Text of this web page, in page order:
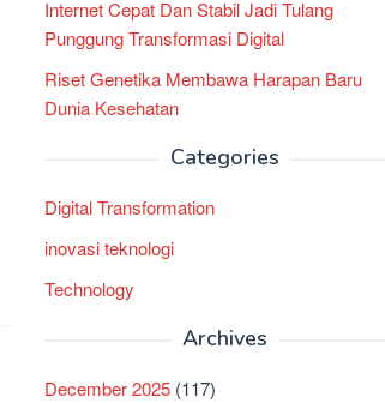
Internet Cepat Dan Stabil Jadi Tulang
Punggung Transformasi Digital
Riset Genetika Membawa Harapan Baru
Dunia Kesehatan
Categories
Digital Transformation
inovasi teknologi
Technology
Archives
December 2025 (117)